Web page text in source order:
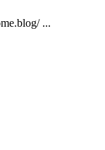
...